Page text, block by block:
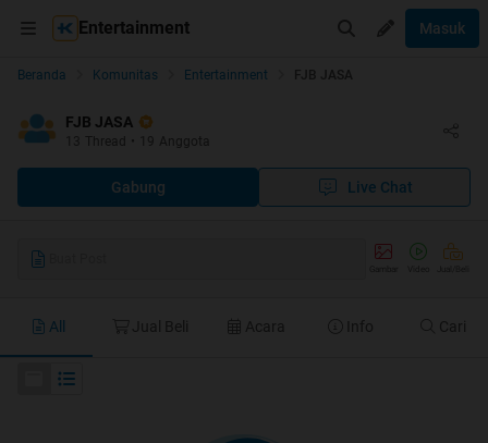
Entertainment Masuk
Beranda Komunitas Entertainment FJB JASA
FJB JASA
13 Thread • Anggota
Gabung Live Chat
All Jual Beli Acara Info Cari